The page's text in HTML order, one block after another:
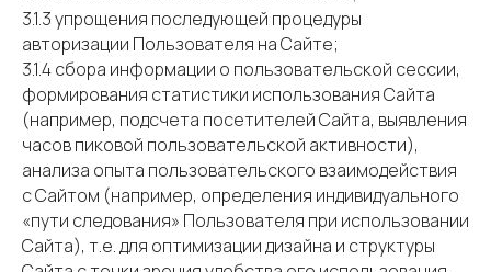
3.1.3 упрощения последующей процедуры
авторизации Пользователя на Сайте;
3.1.4 сбора информации о пользовательской сессии,
формирования статистики использования Сайта
(например, подсчета посетителей Сайта, выявления
часов пиковой пользовательской активности),
анализа опыта пользовательского взаимодействия
с Сайтом (например, определения индивидуального
«пути следования» Пользователя при использовании
Сайта), т.е. для оптимизации дизайна и структуры